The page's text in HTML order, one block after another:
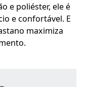
e poliéster, ele é
e confortável. E
maximiza